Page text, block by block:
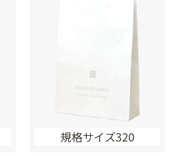
規格サイズ320